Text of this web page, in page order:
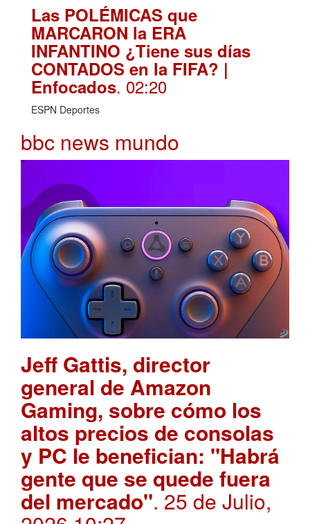
Las POLÉMICAS que
MARCARON la ERA
INFANTINO ¿Tiene sus días
CONTADOS en la FIFA? |
Enfocados. 02:20
ESPN Deportes
bbc news mundo
Jeff Gattis, director
general de Amazon
Gaming, sobre cómo los
altos precios de consolas
y PC le benefician: "Habrá
gente que se quede fuera
del mercado". 25 de Julio,